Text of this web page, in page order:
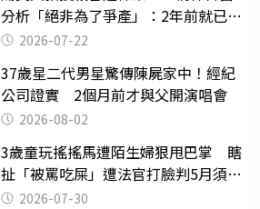
分析「絕非為了爭產」：2年前就已言
行詭異
2026-07-22
37歲星二代男星驚傳陳屍家中！經紀
公司證實 2個月前才與父開演唱會
2026-08-02
3歲童玩搖搖馬遭陌生婦狠甩巴掌 瞎
扯「被罵吃屎」遭法官打臉判5月須入
監 2026-07-30